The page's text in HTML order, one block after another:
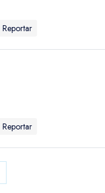
Reportar
Reportar